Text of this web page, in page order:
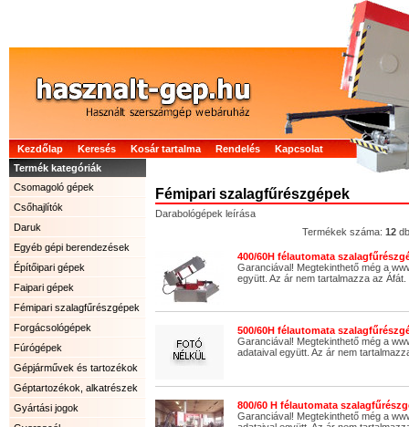
Kezdőlap Keresés Kosár tartalma Rendelés
Kapcsolat
Termék kategóriák
Csomagoló gépek
Csőhajlítók
Daruk
Egyéb gépi berendezések
Építőipari gépek
Faipari gépek
Fémipari szalagfűrészgépek
Forgácsológépek
Fúrógépek
Gépjárművek és tartozékok
Géptartozékok, alkatrészek
Gyártási jogok
Fémipari szalagfűrészgépek
Darabológépek leírása
Termékek száma: 12 db
400/60H félautomata
Garanciával! Megtekinthető még a
együtt. Az ár nem tartalmazza az Áfát.
500/60H félautomata
Garanciával! Megtekinthető még a
adataival együtt. Az ár nem
800/60 H félautomata
Garanciával! Megtekinthető még a